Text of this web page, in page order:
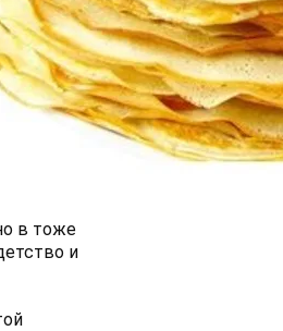
в тоже
и